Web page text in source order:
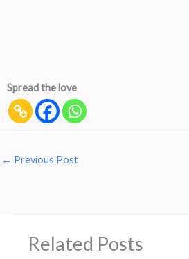
Spread the love
← Previous Post
Related Posts